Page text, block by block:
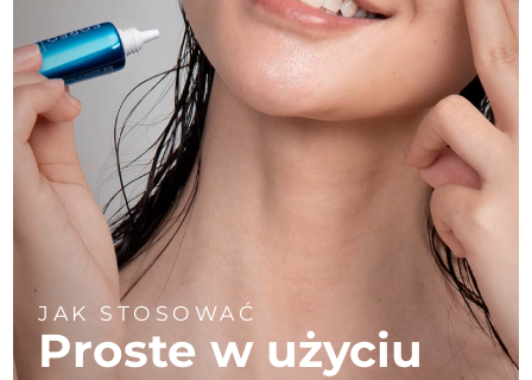
JAK STOSOWAĆ
Proste w użyciu